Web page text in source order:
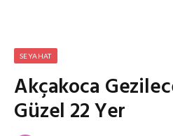
SEYAHAT
Akçakoca
Güzel 22 Yer